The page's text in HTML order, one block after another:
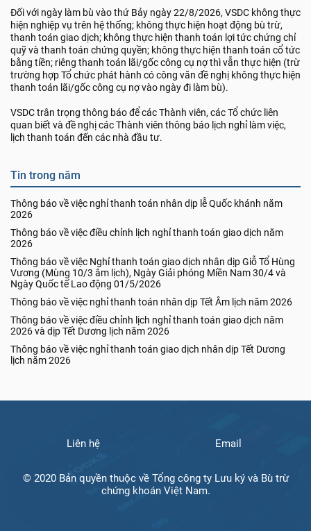
Đối với ngày làm bù vào thứ Bảy ngày 22/8/2026, VSDC không thực
hiện nghiệp vụ trên hệ thống; không thực hiện hoạt động bù trừ,
thanh toán giao dịch; không thực hiện thanh toán lợi tức chứng chỉ
quỹ và thanh toán chứng quyền; không thực hiện thanh toán cổ tức
bằng tiền; riêng thanh toán lãi/gốc công cụ nợ thì vẫn thực hiện (trừ
trường hợp Tổ chức phát hành có công văn đề nghị không thực hiện
thanh toán lãi/gốc công cụ nợ vào ngày đi làm bù).
VSDC trân trọng thông báo để các Thành viên, các Tổ chức liên
quan biết và đề nghị các Thành viên thông báo lịch nghỉ làm việc,
lịch thanh toán đến các nhà đầu tư.
Tin trong năm
Thông báo về việc nghỉ thanh toán nhân dịp lễ Quốc khánh năm
2026
Thông báo về việc điều chỉnh lịch nghỉ thanh toán giao dịch năm
2026
Thông báo về việc Nghỉ thanh toán giao dịch nhân dịp Giỗ Tổ Hùng
Vương (Mùng 10/3 âm lịch), Ngày Giải phóng Miền Nam 30/4 và
Ngày Quốc tế Lao động 01/5/2026
Thông báo về việc nghỉ thanh toán nhân dịp Tết Âm lịch năm 2026
Thông báo về việc điều chỉnh lịch nghỉ thanh toán giao dịch năm
2026 và dịp Tết Dương lịch năm 2026
Thông báo về việc nghỉ thanh toán giao dịch nhân dịp Tết Dương
lịch năm 2026
Liên hệ Email
© 2020 Bản quyền thuộc về Tổng công ty Lưu ký và Bù trừ
chứng khoán Việt Nam.